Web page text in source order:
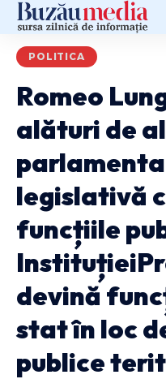
POLITICA
Romeo
alături de
legislativă
funcțiile
devină
stat în loc
publice